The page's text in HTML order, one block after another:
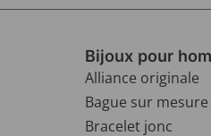
Bijoux pour
Alliance originale
Bague sur mesure
Bracelet jonc